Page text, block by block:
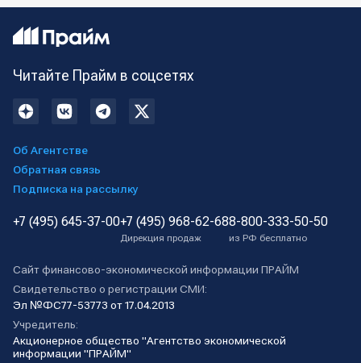
Читайте Прайм в соцсетях
Об Агентстве
Обратная связь
Подписка на рассылку
+7 (495) 645-37-00+7 (495) 968-62-68
Дирекция продаж
8-800-333-50-50
из РФ бесплатно
Сайт финансово-экономической информации ПРАЙМ
Свидетельство о регистрации СМИ:
Эл №ФС77-53773 от 17.04.2013
Учредитель:
Акционерное общество "Агентство экономической
информации "ПРАЙМ"